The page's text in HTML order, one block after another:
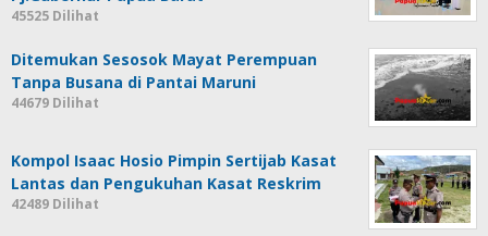
45525 Dilihat
Ditemukan Sesosok Mayat Perempuan
Tanpa Busana di Pantai Maruni
44679 Dilihat
Kompol Isaac Hosio Pimpin Sertijab Kasat
Lantas dan Pengukuhan Kasat Reskrim
42489 Dilihat